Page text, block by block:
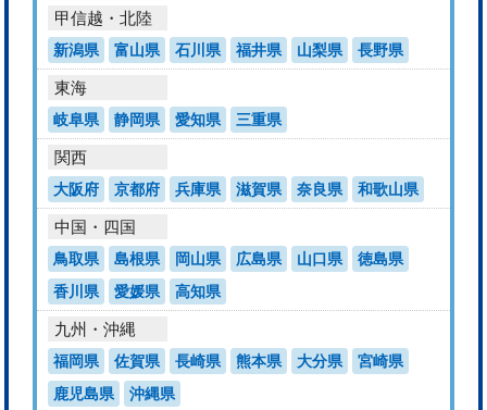
甲信越・北陸
新潟県 富山県 石川県 福井県 山梨県 長野県
東海
岐阜県 静岡県 愛知県 三重県
関西
大阪府 京都府 兵庫県 滋賀県 奈良県 和歌山県
中国・四国
鳥取県 島根県 岡山県 広島県 山口県
徳島県
香川県
愛媛県 高知県
九州・沖縄
福岡県 佐賀県 長崎県 熊本県 大分県
宮崎県
鹿児島県
沖縄県